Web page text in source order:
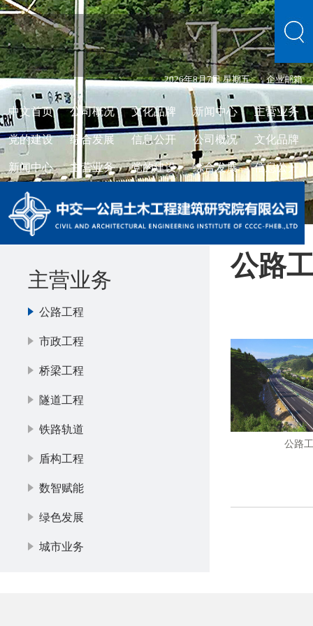
2026年8月7日 星期五 企业邮箱
中文首页 公司概况 文化品牌 新闻中心 主营业务
党的建设 综合发展 信息公开 公司概况 文化品牌
新闻中心 主营业务 党的建设 综合发展 信息公开
主营业务
公路工程
市政工程
桥梁工程
隧道工程
铁路轨道
盾构工程
数智赋能
绿色发展
城市业务
公路
公路